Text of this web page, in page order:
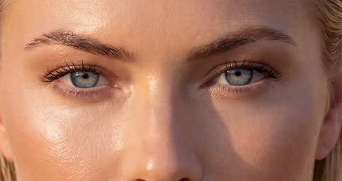
♥ Veuillez prévoir
commande, car les
commande, ce qui rend
et entièrement fabriquée
♥ SOINS:
Évitez de les mouiller
les rincez sous un
enduisez-les d'huile
adoucir. L'huile pour
alors que l'eau de mer